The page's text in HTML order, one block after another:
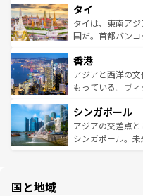
リティに包まれな
覧を参照してほし
急速な発展と共に
ーチミン市のフ
醸し出している
とつ。フォーやバ
ひ現地で味わい
が旅行者を迎え
参照してほしい。
タイ
タイは、東南ア
国だ。首都バン
の活気が交差して
帯で自然と触れ
いビーチでリゾ
激する。気候は一
が待っている。
た文化、そして
香港
アジアと西洋の
もっている。ヴ
み、どこを訪れて
ており、効率よ
うな絶景から文
シンガポール
アジアの交差点
シンガポール。
国と地域